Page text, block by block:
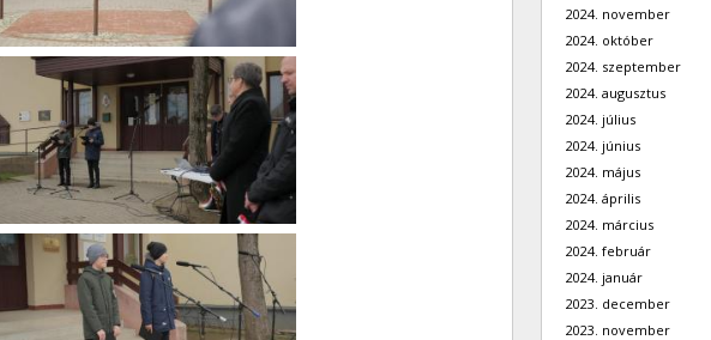
2024. november
2024. október
2024. szeptember
2024. augusztus
2024. július
2024. június
2024. május
2024. április
2024. március
2024. február
2024. január
2023. december
2023. november